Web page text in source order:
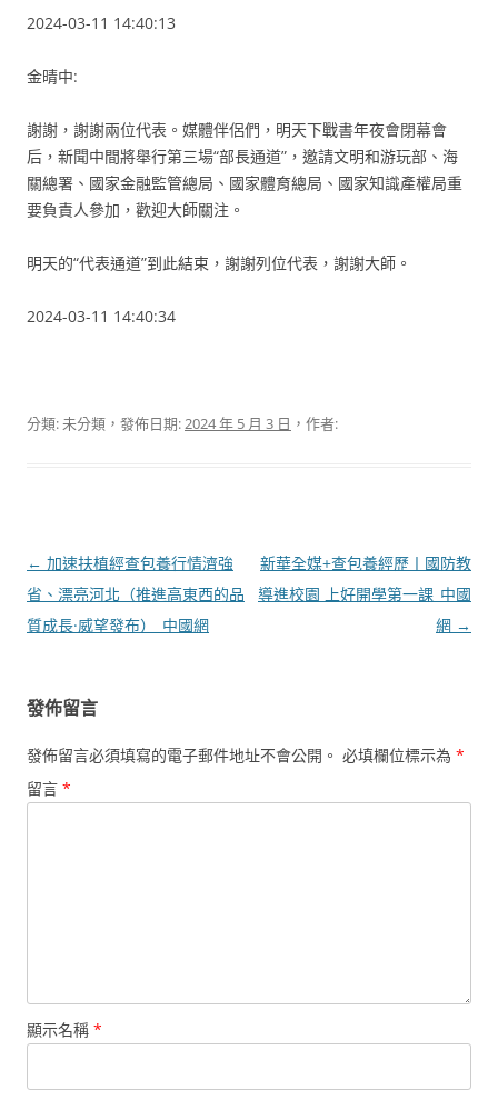
2024-03-11 14:40:13
金晴中:
謝謝，謝謝兩位代表。媒體伴侶們，明天下戰書年夜會閉幕會
后，新聞中間將舉行第三場“部長通道”，邀請文明和游玩部、海
關總署、國家金融監管總局、國家體育總局、國家知識產權局重
要負責人參加，歡迎大師關注。
明天的“代表通道”到此結束，謝謝列位代表，謝謝大師。
2024-03-11 14:40:34
分類: 未分類，發佈日期:2024 年 5 月 3 日 ，作者:
文
章
導
← 加速扶植經查包養行情濟強
省、漂亮河北（推進高東西的品
質成長·威望發布）_中國網
新華全媒+查包養經歷丨國防教
導進校園 上好開學第一課_中國
網 →
發佈留言
發佈留言必須填寫的電子郵件地址不會公開。 必填欄位標示為 *
留言 *
顯示名稱 *